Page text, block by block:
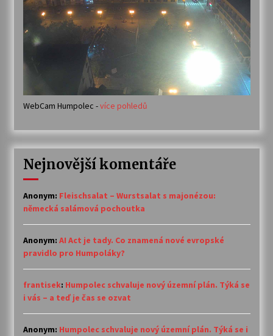
WebCam Humpolec -více pohledů
Nejnovější komentáře
Anonym: Fleischsalat – Wurstsalat s majonézou:
německá salámová pochoutka
Anonym: AI Act je tady. Co znamená nové evropské
pravidlo pro Humpoláky?
frantisek: Humpolec schvaluje nový územní plán. Týká se
i vás – a teď je čas se ozvat
Anonym: Humpolec schvaluje nový územní plán. Týká se i